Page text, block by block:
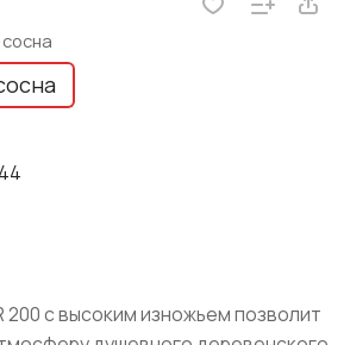
200 с высоким изножьем позволит